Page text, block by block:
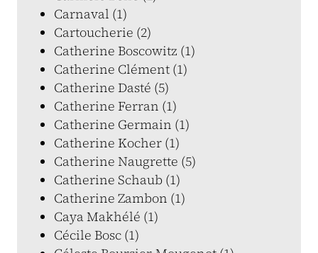
Carnaval (1)
Cartoucherie (2)
Catherine Boscowitz (1)
Catherine Clément (1)
Catherine Dasté (5)
Catherine Ferran (1)
Catherine Germain (1)
Catherine Kocher (1)
Catherine Naugrette (5)
Catherine Schaub (1)
Catherine Zambon (1)
Caya Makhélé (1)
Cécile Bosc (1)